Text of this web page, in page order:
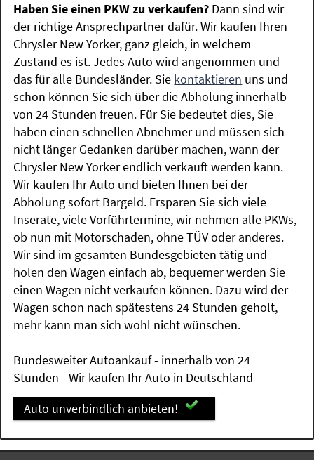
Haben Sie einen PKW zu verkaufen? Dann sind wir
der richtige Ansprechpartner dafür. Wir kaufen Ihren
Chrysler New Yorker, ganz gleich, in welchem
Zustand es ist. Jedes Auto wird angenommen und
das für alle Bundesländer. Sie kontaktieren uns und
schon können Sie sich über die Abholung innerhalb
von 24 Stunden freuen. Für Sie bedeutet dies, Sie
haben einen schnellen Abnehmer und müssen sich
nicht länger Gedanken darüber machen, wann der
Chrysler New Yorker endlich verkauft werden kann.
Wir kaufen Ihr Auto und bieten Ihnen bei der
Abholung sofort Bargeld. Ersparen Sie sich viele
Inserate, viele Vorführtermine, wir nehmen alle PKWs,
ob nun mit Motorschaden, ohne TÜV oder anderes.
Wir sind im gesamten Bundesgebieten tätig und
holen den Wagen einfach ab, bequemer werden Sie
einen Wagen nicht verkaufen können. Dazu wird der
Wagen schon nach spätestens 24 Stunden geholt,
mehr kann man sich wohl nicht wünschen.
Bundesweiter Autoankauf - innerhalb von 24
Stunden - Wir kaufen Ihr Auto in Deutschland
Auto unverbindlich anbieten!